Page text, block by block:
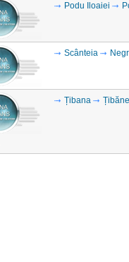
Podu Iloaiei
Scânteia
Țibana